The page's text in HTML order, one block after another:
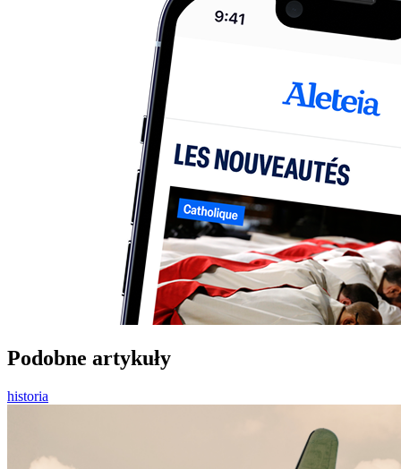
Podobne artykuły
historia